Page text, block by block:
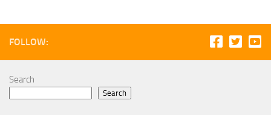
FOLLOW:
Search
Search